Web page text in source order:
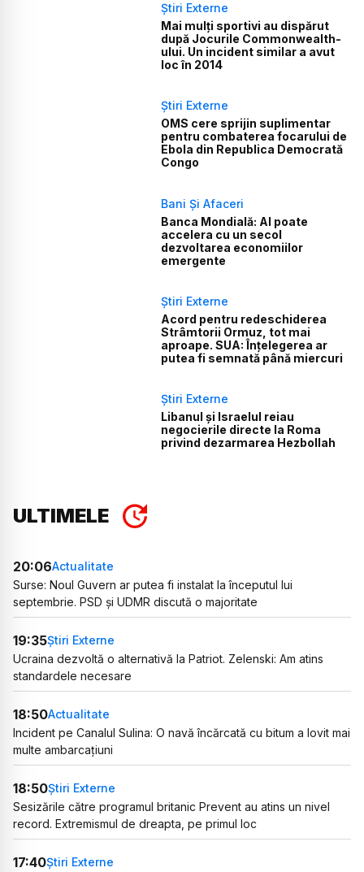
Știri Externe
Mai mulți sportivi au dispărut
după Jocurile Commonwealth-
ului. Un incident similar a avut
loc în 2014
Știri Externe
OMS cere sprijin suplimentar
pentru combaterea focarului de
Ebola din Republica Democrată
Congo
Bani Și Afaceri
Banca Mondială: AI poate
accelera cu un secol
dezvoltarea economiilor
emergente
Știri Externe
Acord pentru redeschiderea
Strâmtorii Ormuz, tot mai
aproape. SUA: Înțelegerea ar
putea fi semnată până miercuri
Știri Externe
Libanul și Israelul reiau
negocierile directe la Roma
privind dezarmarea Hezbollah
ULTIMELE
20:06Actualitate
Surse: Noul Guvern ar putea fi instalat la începutul lui
septembrie. PSD și UDMR discută o majoritate
19:35Știri Externe
Ucraina dezvoltă o alternativă la Patriot. Zelenski: Am atins
standardele necesare
18:50Actualitate
Incident pe Canalul Sulina: O navă încărcată cu bitum a lovit mai
multe ambarcațiuni
18:50Știri Externe
Sesizările către programul britanic Prevent au atins un nivel
record. Extremismul de dreapta, pe primul loc
17:40Știri Externe